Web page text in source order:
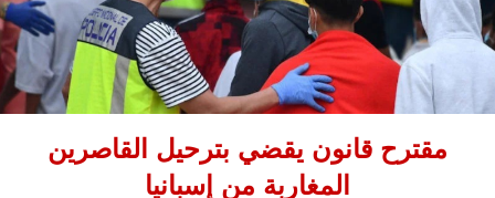
مقترح قانون يقضي بترحيل القاصرين
المغاربة من إسبانيا